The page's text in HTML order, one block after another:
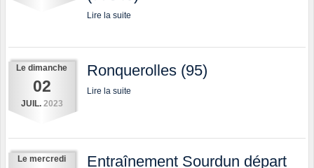
Lire la suite
Le dimanche
02
JUIL. 2023
Ronquerolles (95)
Lire la suite
Le mercredi
Entraînement Sourdun départ